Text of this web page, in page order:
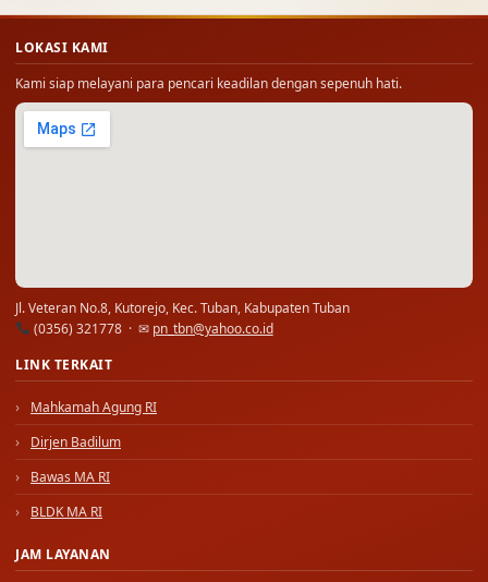
LOKASI KAMI
Kami siap melayani para pencari keadilan dengan sepenuh hati.
Jl. Veteran No.8, Kutorejo, Kec. Tuban, Kabupaten Tuban
(0356) 321778 · ✉ pn_tbn@yahoo.co.id
LINK TERKAIT
Mahkamah Agung RI
Dirjen Badilum
Bawas MA RI
BLDK MA RI
JAM LAYANAN